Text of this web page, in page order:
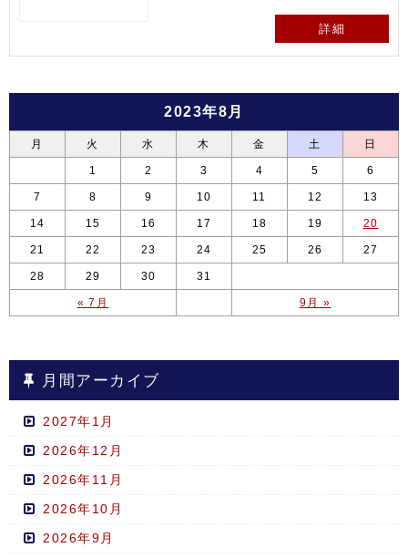
詳細
2023年8月
月 火 水 木 金 土 日
« 7月 9月 »
1 2 3 4 5 6
7 8 9 10 11 12 13
14 15 16 17 18 19 20
21 22 23 24 25 26 27
28 29 30 31
月間アーカイブ
2027年1月
2026年12月
2026年11月
2026年10月
2026年9月